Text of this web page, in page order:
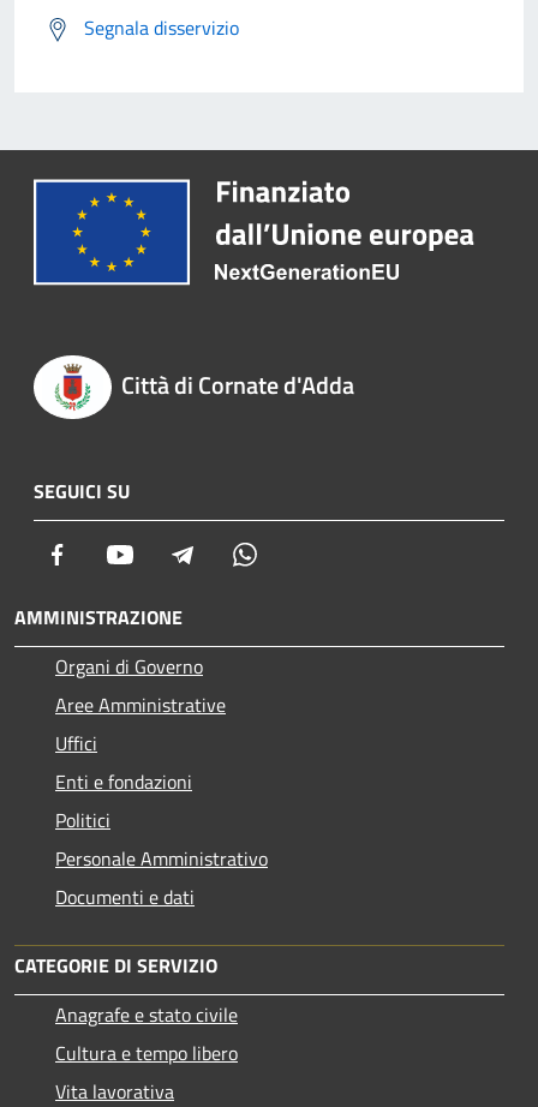
Segnala disservizio
Città di Cornate d'Adda
SEGUICI SU
Facebook Youtube Telegram
AMMINISTRAZIONE
Organi di Governo
Aree Amministrative
Uffici
Enti e fondazioni
Politici
Personale Amministrativo
Documenti e dati
CATEGORIE DI SERVIZIO
Anagrafe e stato civile
Cultura e tempo libero
Vita lavorativa